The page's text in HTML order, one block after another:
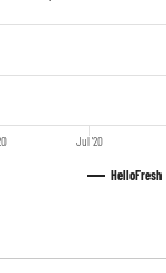
HelloFresh
Jul '20